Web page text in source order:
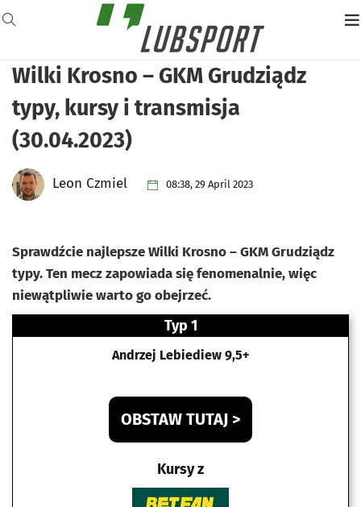
Wilki Krosno – GKM Grudziądz
typy, kursy i transmisja
(30.04.2023)
Leon Czmiel 08:38, 29 April 2023
Sprawdźcie najlepsze Wilki Krosno – GKM Grudziądz
typy. Ten mecz zapowiada się fenomenalnie, więc
niewątpliwie warto go obejrzeć.
Typ 1
Andrzej Lebiediew 9,5+
OBSTAW TUTAJ >
Kursy z